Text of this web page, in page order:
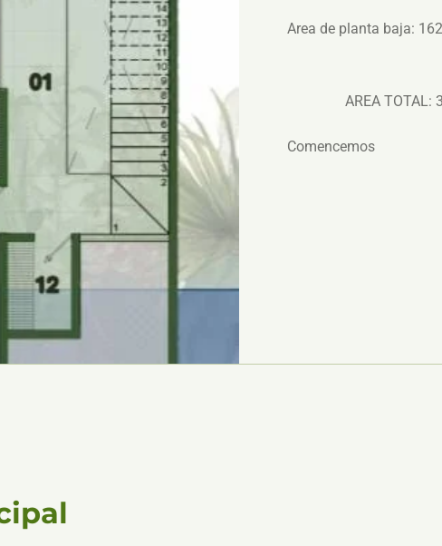
Area de planta baja:
AREA TOTAL:
Comencemos